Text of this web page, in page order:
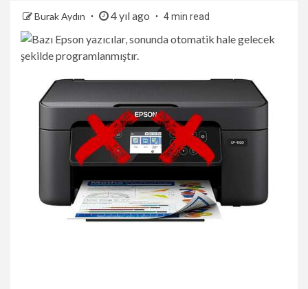
Burak Aydın 4 yıl ago 4 min read